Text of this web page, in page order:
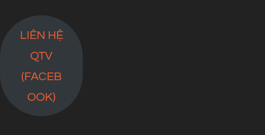
LIÊN HỆ
QTV
(FACEB
OOK)